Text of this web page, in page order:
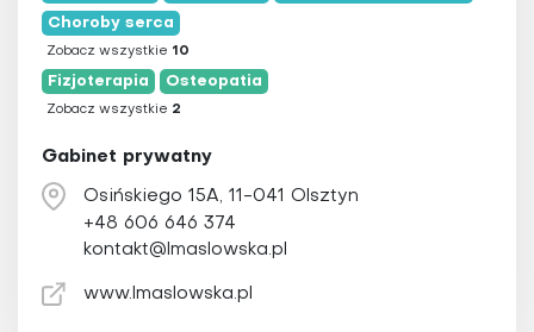
Pilates
Pinoterapia
Plazmoterapia
Qigong
Refleksologia
Reiki
Tai Chi
Choroby serca
Zobacz wszystkie 10
Fizjoterapia Osteopatia
Zobacz wszystkie 2
Gabinet prywatny
Osińskiego 15A, 11-041 Olsztyn
+48 606 646 374
kontakt@lmaslowska.pl
www.lmaslowska.pl